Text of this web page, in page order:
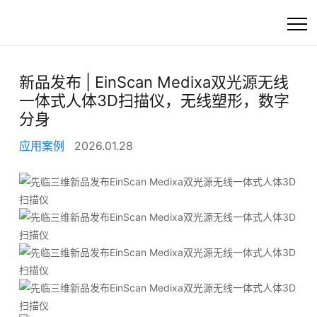
首页
高精度工业3D扫描
快速选产品
产品
行业方案
客户支持
资讯
新品发布 | EinScan Medixa双光源无线
一体式人体3D扫描仪，无线塑形，数字
分身
应用案例 2026.01.28